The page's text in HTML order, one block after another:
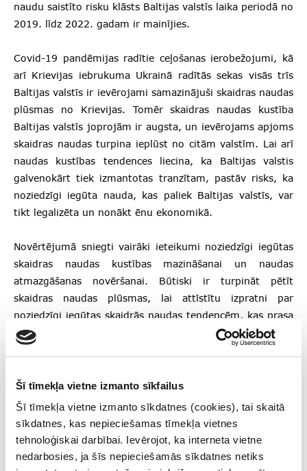
Šī tīmekļa vietne izmanto sīkfailus
Šī tīmekļa vietne izmanto sīkdatnes (cookies), tai skaitā
sīkdatnes, kas nepieciešamas tīmekļa vietnes
tehnoloģiskai darbībai. Ievērojot, ka interneta vietne
nedarbosies, ja šīs nepieciešamās sīkdatnes netiks
naudu saistīto risku klāsts Baltijas valstīs laika periodā no
2019. līdz 2022. gadam ir mainījies.
Covid-19 pandēmijas radītie ceļošanas ierobežojumi, kā
arī Krievijas iebrukuma Ukrainā radītās sekas visās trīs
Baltijas valstīs ir ievērojami samazinājuši skaidras naudas
plūsmas no Krievijas. Tomēr skaidras naudas kustība
Baltijas valstīs joprojām ir augsta, un ievērojams apjoms
skaidras naudas turpina ieplūst no citām valstīm. Lai arī
naudas kustības tendences liecina, ka Baltijas valstis
galvenokārt tiek izmantotas tranzītam, pastāv risks, ka
noziedzīgi iegūta nauda, kas paliek Baltijas valstīs, var
tikt legalizēta un nonākt ēnu ekonomikā.
Novērtējumā sniegti vairāki ieteikumi noziedzīgi iegūtas
skaidras naudas kustības mazināšanai un naudas
atmazgāšanas novēršanai. Būtiski ir turpināt pētīt
skaidras naudas plūsmas, lai attīstītu izpratni par
noziedzīgi iegūtas skaidrās naudas tendencēm, kas prasa
ciešāku sadarbību un datu apmaiņu starp Finanšu
izlūkošanas dienestiem, tiesībaizsardzības iestādēm un
naudas atmazgāšanas novēršanas normatīvo regulējumu
harmonizāciju, lai noziedzniekiem novērstu iespēju
izvēlēties starp valstīm Eiropas Savienībā, kam var būt
labvēlīgāki skaidrās naudas lietošanas noteikumi.